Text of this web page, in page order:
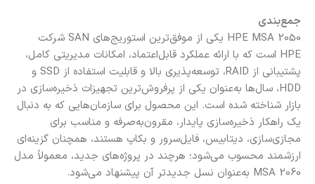
جمع‌بندی
HPE MSA 2050 یکی از موفق‌ترین استوریج‌های SAN شرکت
HPE است که با ارائه عملکرد قابل‌اعتماد، امکانات مدیریتی کامل،
پشتیبانی از RAID، توسعه‌پذیری بالا و قابلیت استفاده از SSD و
HDD، سال‌ها به‌عنوان یکی از پرفروش‌ترین تجهیزات ذخیره‌سازی در
بازار شناخته شده است. این محصول برای سازمان‌هایی که به دنبال
یک راهکار ذخیره‌سازی پایدار، مقرون‌به‌صرفه و مناسب برای
مجازی‌سازی، دیتابیس، فایل‌سرور و بکاپ هستند، همچنان گزینه‌ای
ارزشمند محسوب می‌شود؛ هرچند در پروژه‌های جدید، معمولاً مدل
MSA 2060 به‌عنوان نسل جدیدتر آن پیشنهاد می‌شود.